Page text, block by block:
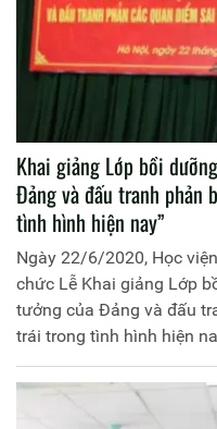
Khai giảng Lớp bồi
Đảng và đấu tranh phản
tình hình hiện nay”
Ngày 22/6/2020, Học
chức Lễ Khai giảng Lớp
tưởng của Đảng và đấu
trái trong tình hình hiện
Như Lôi, Phó Giám đốc